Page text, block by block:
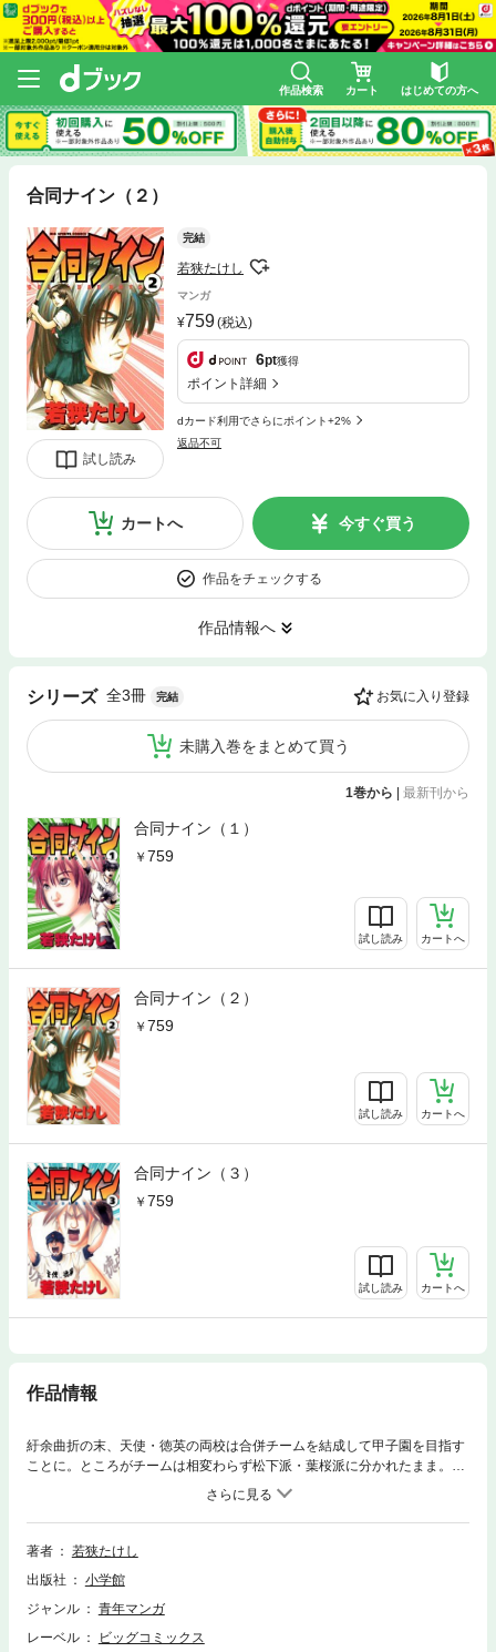
作品検索 カート はじめての方へ
合同ナイン（２）
試し読み
完結
若狭たけし
マンガ
759(税込)
6pt獲得
ポイント詳細
dカード利用でさらにポイント+2%
返品不可
カートへ 今すぐ買う
作品をチェックする
作品情報へ
シリーズ 全3冊 完結 お気に入り登録
未購入巻をまとめて買う
1巻から | 最新刊から
合同ナイン（１）
759
試し読み カートへ
合同ナイン（２）
759
試し読み カートへ
合同ナイン（３）
759
試し読み カートへ
作品情報
紆余曲折の末、天使・徳英の両校は合併チームを結成して甲子園を目指す
ことに。ところがチームは相変わらず松下派・葉桜派に分かれたまま。そ
著者
若狭たけし
出版社
小学館
ジャンル
青年マンガ
レーベル
ビッグコミックス